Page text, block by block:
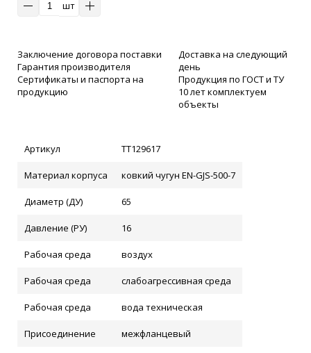
шт
Заключение договора поставки
Гарантия производителя
Сертификаты и паспорта на
продукцию
Доставка на следующий
день
Продукция по ГОСТ и ТУ
10 лет комплектуем
объекты
Артикул ТТ129617
Материал корпуса ковкий чугун EN-GJS-500-7
Диаметр (ДУ) 65
Давление (РУ) 16
Рабочая среда воздух
Рабочая среда слабоагрессивная среда
Рабочая среда вода техническая
Присоединение межфланцевый